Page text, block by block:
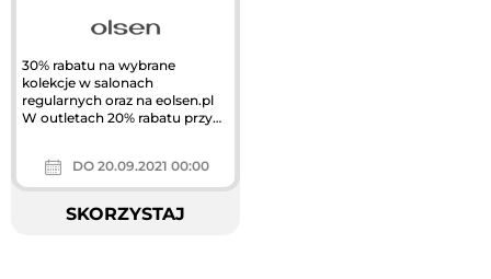
30% rabatu na wybrane
kolekcje w salonach
regularnych oraz na eolsen.pl
W outletach 20% rabatu przy
DO 20.09.2021 00:00
Największa akcja
rabatowa w Polsce
SKORZYSTAJ